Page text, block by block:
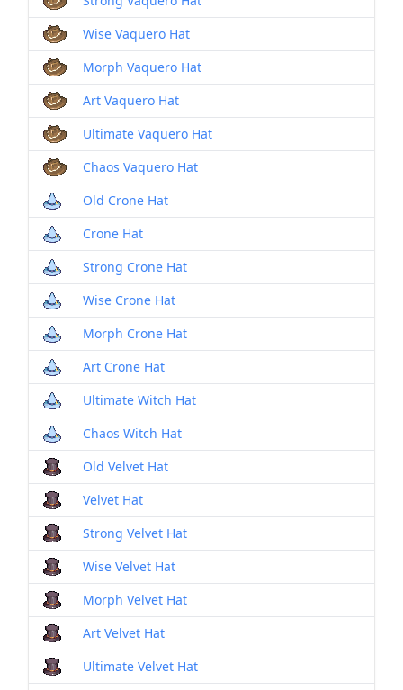
Wise Vaquero Hat
Morph Vaquero Hat
Art Vaquero Hat
Ultimate Vaquero Hat
Chaos Vaquero Hat
Old Crone Hat
Crone Hat
Strong Crone Hat
Wise Crone Hat
Morph Crone Hat
Art Crone Hat
Ultimate Witch Hat
Chaos Witch Hat
Old Velvet Hat
Velvet Hat
Strong Velvet Hat
Wise Velvet Hat
Morph Velvet Hat
Art Velvet Hat
Ultimate Velvet Hat